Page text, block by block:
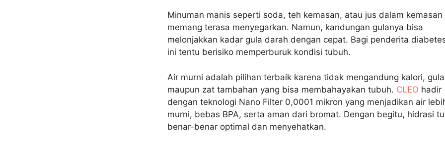
Minuman manis seperti soda, teh kemasan, atau jus dalam kemasan
memang terasa menyegarkan. Namun, kandungan gulanya bisa
melonjakkan kadar gula darah dengan cepat. Bagi penderita
ini tentu berisiko memperburuk kondisi tubuh.
Air murni adalah pilihan terbaik karena tidak mengandung kalori,
maupun zat tambahan yang bisa membahayakan tubuh. CLEO hadir
dengan teknologi Nano Filter 0,0001 mikron yang menjadikan air
murni, bebas BPA, serta aman dari bromat. Dengan begitu, hidrasi
benar-benar optimal dan menyehatkan.